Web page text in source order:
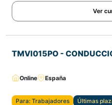
Ver
TMVI015PO -
Online España
Para: Trabajadores Últimas